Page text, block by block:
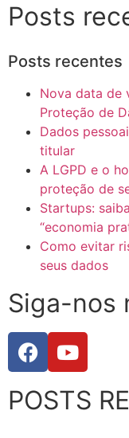
Posts
Posts recentes
Nova data de
Proteção de
Dados
titular
A LGPD e o
proteção de
Startups:
“economia
Como evitar
seus dados
Siga-nos
POSTS